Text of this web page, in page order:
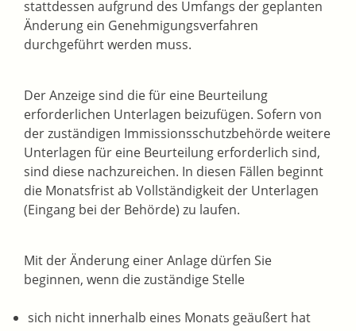
stattdessen aufgrund des Umfangs der geplanten
Änderung ein Genehmigungsverfahren
durchgeführt werden muss.
Der Anzeige sind die für eine Beurteilung
erforderlichen Unterlagen beizufügen. Sofern von
der zuständigen Immissionsschutzbehörde weitere
Unterlagen für eine Beurteilung erforderlich sind,
sind diese nachzureichen. In diesen Fällen beginnt
die Monatsfrist ab Vollständigkeit der Unterlagen
(Eingang bei der Behörde) zu laufen.
Mit der Änderung einer Anlage dürfen Sie
beginnen, wenn die zuständige Stelle
sich nicht innerhalb eines Monats geäußert hat